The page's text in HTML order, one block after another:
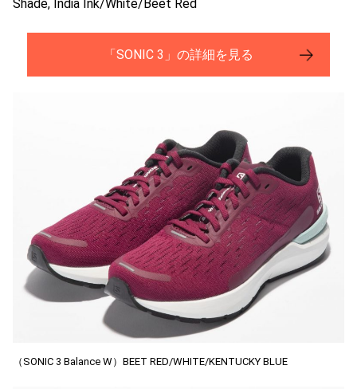
Shade, India Ink/White/Beet Red
「SONIC 3」の詳細を見る
（SONIC 3 Balance W）BEET RED/WHITE/KENTUCKY BLUE